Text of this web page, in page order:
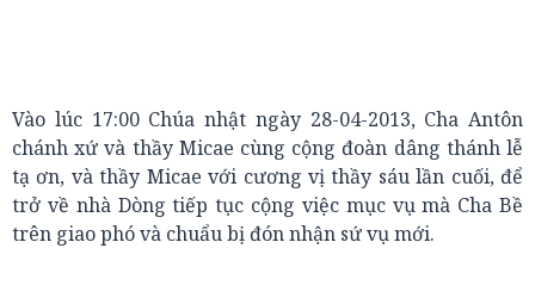
Vào lúc 17:00 Chúa nhật ngày 28-04-2013, Cha Antôn
chánh xứ và thầy Micae cùng cộng đoàn dâng thánh lễ
tạ ơn, và thầy Micae với cương vị thầy sáu lần cuối, để
trở về nhà Dòng tiếp tục cộng việc mục vụ mà Cha Bề
trên giao phó và chuẩu bị đón nhận sứ vụ mới.